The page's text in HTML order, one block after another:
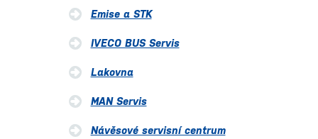
Emise a STK
IVECO BUS Servis
Lakovna
MAN Servis
Návěsové servisní centrum